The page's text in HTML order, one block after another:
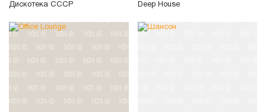
Дискотека СССР Deep House